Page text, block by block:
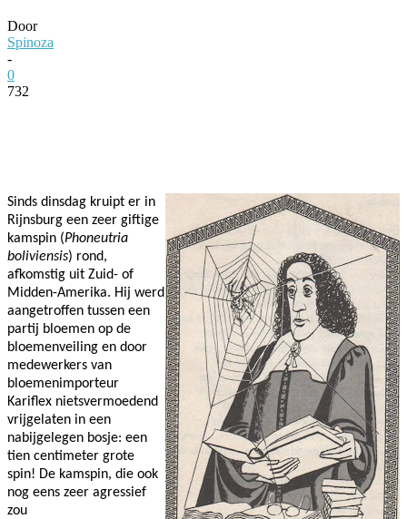
Door
Spinoza
-
0
732
Sinds dinsdag kruipt er in
Rijnsburg een zeer giftige
kamspin (Phoneutria
boliviensis) rond,
afkomstig uit Zuid- of
Midden-Amerika. Hij werd
aangetroffen tussen een
partij bloemen op de
bloemenveiling en door
medewerkers van
bloemenimporteur
Kariflex nietsvermoedend
vrijgelaten in een
nabijgelegen bosje: een
tien centimeter grote
spin! De kamspin, die ook
nog eens zeer agressief
zou